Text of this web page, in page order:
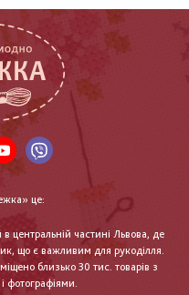
це:
центральній частині Львова, де
що є важливим для рукоділля.
близько 30 тис. товарів з
фотографіями.